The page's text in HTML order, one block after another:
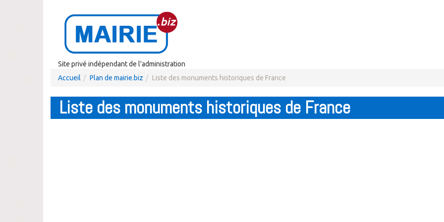
Site privé indépendant de l'administration
Accueil
Plan de mairie.biz Liste des monuments historiques de France
Liste des monuments historiques de France